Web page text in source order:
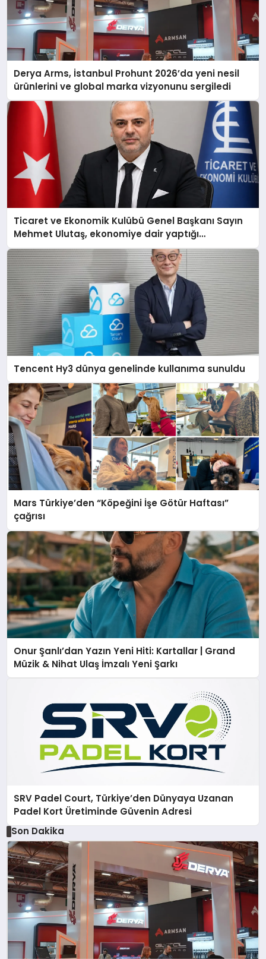
Derya Arms, İstanbul Prohunt 2026’da yeni nesil
ürünlerini ve global marka vizyonunu sergiledi
Ticaret ve Ekonomik Kulübü Genel Başkanı Sayın
Mehmet Ulutaş, ekonomiye dair yaptığı
açıklamada şunları kaydetti:
Tencent Hy3 dünya genelinde kullanıma sunuldu
Mars Türkiye’den “Köpeğini İşe Götür Haftası”
çağrısı
Onur Şanlı’dan Yazın Yeni Hiti: Kartallar | Grand
Müzik & Nihat Ulaş İmzalı Yeni Şarkı
SRV Padel Court, Türkiye’den Dünyaya Uzanan
Padel Kort Üretiminde Güvenin Adresi
Son Dakika